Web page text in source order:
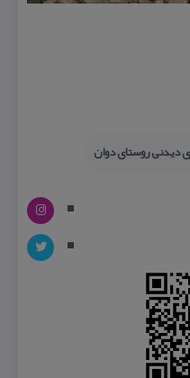
دیدنی روستای دوان